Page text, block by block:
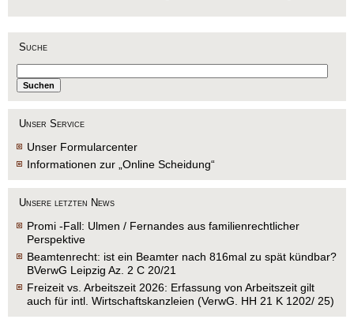
Suche
Unser Service
Unser Formularcenter
Informationen zur „Online Scheidung“
Unsere letzten News
Promi -Fall: Ulmen / Fernandes aus familienrechtlicher
Perspektive
Beamtenrecht: ist ein Beamter nach 816mal zu spät kündbar?
BVerwG Leipzig Az. 2 C 20/21
Freizeit vs. Arbeitszeit 2026: Erfassung von Arbeitszeit gilt
auch für intl. Wirtschaftskanzleien (VerwG. HH 21 K 1202/ 25)